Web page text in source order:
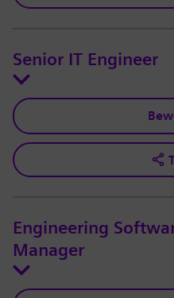
Senior IT Engineer
Engineering
Manager